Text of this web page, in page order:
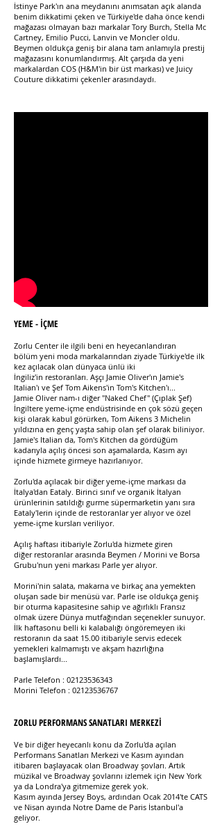
İstinye Park'ın ana meydanını anımsatan açık alanda
benim dikkatimi çeken ve Türkiye'de daha önce kendi
mağazası olmayan bazı markalar Tory Burch, Stella Mc
Cartney, Emilio Pucci, Lanvin ve Moncler oldu.
Beymen oldukça geniş bir alana tam anlamıyla prestij
mağazasını konumlandırmış. Alt çarşıda da yeni
markalardan COS (H&M'in bir üst markası) ve Juicy
Couture dikkatimi çekenler arasındaydı.
YEME - İÇME
Zorlu Center ile ilgili beni en heyecanlandıran
bölüm yeni moda markalarından ziyade Türkiye'de ilk
kez açılacak olan dünyaca ünlü iki
İngiliz'in restoranları. Aşçı Jamie Oliver'ın Jamie's
Italian'ı ve Şef Tom Aikens'in Tom's Kitchen'ı...
Jamie Oliver nam-ı diğer "Naked Chef" (Çıplak Şef)
İngiltere yeme-içme endüstrisinde en çok sözü geçen
kişi olarak kabul görürken, Tom Aikens 3 Michelin
yıldızına en genç yaşta sahip olan şef olarak biliniyor.
Jamie's Italian da, Tom's Kitchen da gördüğüm
kadarıyla açılış öncesi son aşamalarda, Kasım ayı
içinde hizmete girmeye hazırlanıyor.
Zorlu'da açılacak bir diğer yeme-içme markası da
İtalya'dan Eataly. Birinci sınıf ve organik İtalyan
ürünlerinin satıldığı gurme süpermarketin yanı sıra
Eataly'lerin içinde de restoranlar yer alıyor ve özel
yeme-içme kursları veriliyor.
Açılış haftası itibariyle Zorlu'da hizmete giren
diğer restoranlar arasında Beymen / Morini ve Borsa
Grubu'nun yeni markası Parle yer alıyor.
Morini'nin salata, makarna ve birkaç ana yemekten
oluşan sade bir menüsü var. Parle ise oldukça geniş
bir oturma kapasitesine sahip ve ağırlıklı Fransız
olmak üzere Dünya mutfağından seçenekler sunuyor.
İlk haftasonu belli ki kalabalığı öngöremeyen iki
restoranın da saat 15.00 itibariyle servis edecek
yemekleri kalmamıştı ve akşam hazırlığına
başlamışlardı...
Parle Telefon : 02123536343
Morini Telefon : 02123536767
ZORLU PERFORMANS SANATLARI MERKEZİ
Ve bir diğer heyecanlı konu da Zorlu'da açılan
Performans Sanatları Merkezi ve Kasım ayından
itibaren başlayacak olan Broadway şovları. Artık
müzikal ve Broadway şovlarını izlemek için New York
ya da Londra'ya gitmemize gerek yok.
Kasım ayında Jersey Boys, ardından Ocak 2014'te CATS
ve Nisan ayında Notre Dame de Paris İstanbul'a
geliyor.